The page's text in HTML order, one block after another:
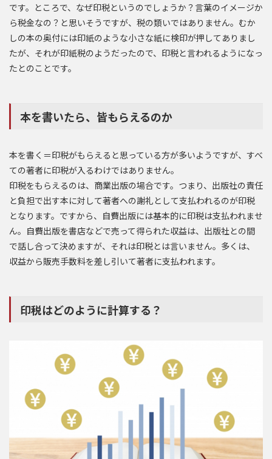
です。ところで、なぜ印税というのでしょうか？言葉のイメージか
ら税金なの？と思いそうですが、税の類いではありません。むか
しの本の奥付には印紙のような小さな紙に検印が押してありまし
たが、それが印紙税のようだったので、印税と言われるようになっ
たとのことです。
本を書いたら、皆もらえるのか
本を書く＝印税がもらえると思っている方が多いようですが、すべ
ての著者に印税が入るわけではありません。
印税をもらえるのは、商業出版の場合です。つまり、出版社の責任
と負担で出す本に対して著者への謝礼として支払われるのが印税
となります。ですから、自費出版には基本的に印税は支払われませ
ん。自費出版を書店などで売って得られた収益は、出版社との間
で話し合って決めますが、それは印税とは言いません。多くは、
収益から販売手数料を差し引いて著者に支払われます。
印税はどのように計算する？